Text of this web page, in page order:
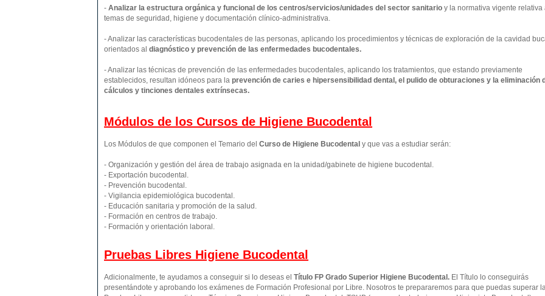
- Analizar la estructura orgánica y funcional de los centros/servicios/unidades del sector sanitario y la normativa vigente relativa
temas de seguridad, higiene y documentación clínico-administrativa.
- Analizar las características bucodentales de las personas, aplicando los procedimientos y técnicas de exploración de la cavidad
orientados al diagnóstico y prevención de las enfermedades bucodentales.
- Analizar las técnicas de prevención de las enfermedades bucodentales, aplicando los tratamientos, que estando previamente
establecidos, resultan idóneos para la prevención de caries e hipersensibilidad dental, el pulido de obturaciones y la eliminación
cálculos y tinciones dentales extrínsecas.
Módulos de los Cursos de Higiene Bucodental
Los Módulos de que componen el Temario del Curso de Higiene Bucodental y que vas a estudiar serán:
- Organización y gestión del área de trabajo asignada en la unidad/gabinete de higiene bucodental.
- Exportación bucodental.
- Prevención bucodental.
- Vigilancia epidemiológica bucodental.
- Educación sanitaria y promoción de la salud.
- Formación en centros de trabajo.
- Formación y orientación laboral.
Pruebas Libres Higiene Bucodental
Adicionalmente, te ayudamos a conseguir si lo deseas el Título FP Grado Superior Higiene Bucodental. El Título lo conseguirás
presentándote y aprobando los exámenes de Formación Profesional por Libre. Nosotros te prepararemos para que puedas superar